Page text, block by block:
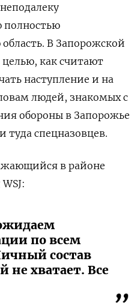
полностью
В Запорожской
как считают
наступление и на
людей, знакомых с
обороны в Запорожье
туда спецназовцев.
в районе
по всем
состав
не хватает. Все